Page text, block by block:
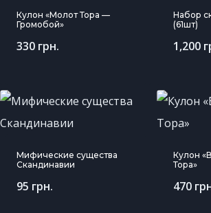
Кулон «Молот Тора —
Громобой»
330 грн.
Набор
(61шт)
1,200
Мифические существа
Скандинавии
95 грн.
Кулон
Тора»
470